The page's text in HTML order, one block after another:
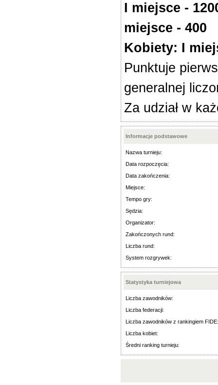
I miejsce -
miejsce - 400
Kobiety: I
Punktuje
generalnej
Za udział w
Informacje podstawowe
Nazwa turnieju:
Data rozpoczęcia:
Data zakończenia:
Miejsce:
Tempo gry:
Sędzia:
Organizator:
Zakończonych rund:
Liczba rund:
System rozgrywek:
Statystyka turniejowa
Liczba zawodników:
Liczba federacji:
Liczba zawodników z rankingiem FIDE:
Liczba kobiet:
Średni ranking turnieju: